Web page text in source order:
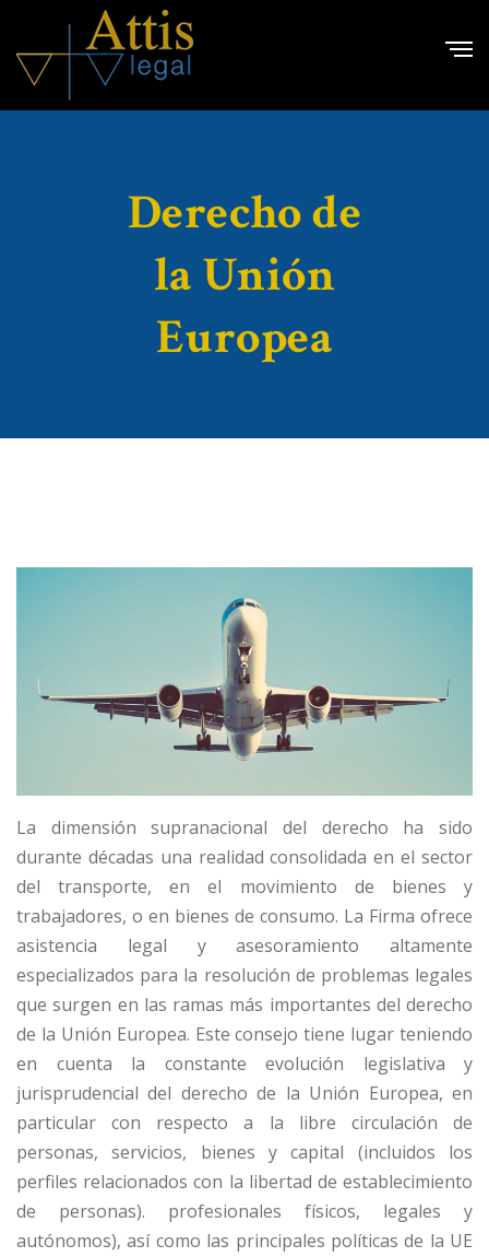
Derecho de
la Unión
Europea
La dimensión supranacional del derecho ha sido
durante décadas una realidad consolidada en el sector
del transporte, en el movimiento de bienes y
trabajadores, o en bienes de consumo. La Firma ofrece
asistencia legal y asesoramiento altamente
especializados para la resolución de problemas legales
que surgen en las ramas más importantes del derecho
de la Unión Europea. Este consejo tiene lugar teniendo
en cuenta la constante evolución legislativa y
jurisprudencial del derecho de la Unión Europea, en
particular con respecto a la libre circulación de
personas, servicios, bienes y capital (incluidos los
perfiles relacionados con la libertad de establecimiento
de personas). profesionales físicos, legales y
autónomos), así como las principales políticas de la UE